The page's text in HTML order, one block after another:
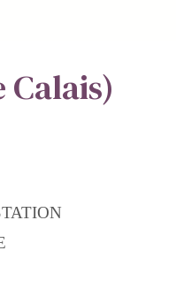
Calais)